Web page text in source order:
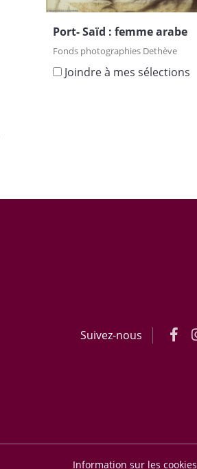
Port- Saïd : femme arabe
Fonds photographies Dethève
Joindre à mes sélections
Suivez-nous
Information sur les cookies